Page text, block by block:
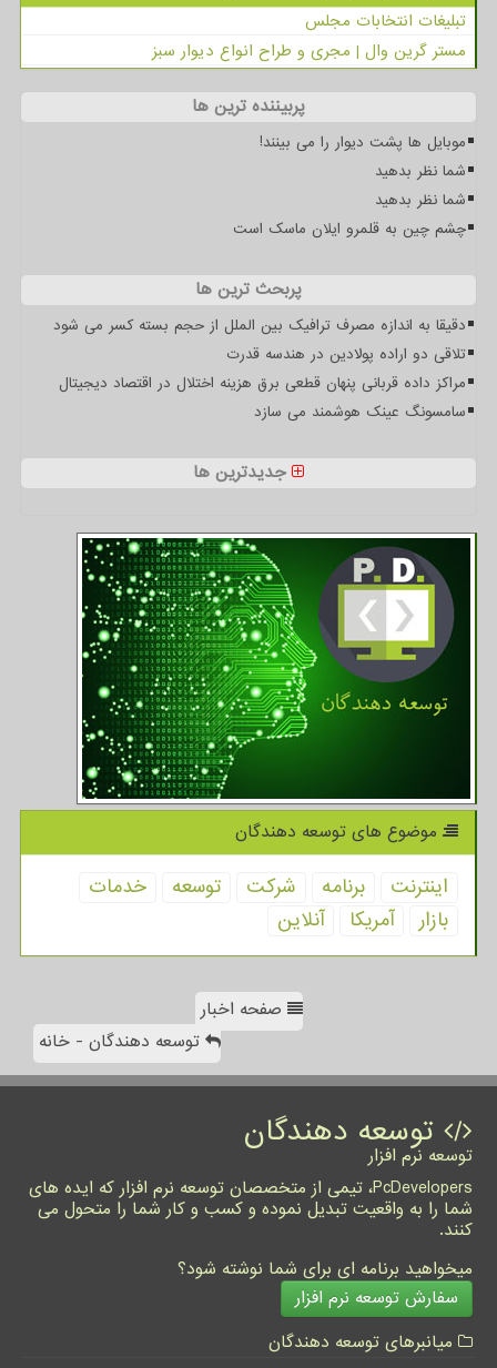
تبلیغات انتخابات مجلس
مستر گرین وال | مجری و طراح انواع دیوار سبز
پربیننده ترین ها
موبایل ها پشت دیوار را می بینند!
شما نظر بدهید
شما نظر بدهید
چشم چین به قلمرو ایلان ماسک است
پربحث ترین ها
دقیقا به اندازه مصرف ترافیک بین الملل از حجم بسته کسر می شود
تلاقی دو اراده پولادین در هندسه قدرت
مراکز داده قربانی پنهان قطعی برق هزینه اختلال در اقتصاد دیجیتال
سامسونگ عینک هوشمند می سازد
جدیدترین ها
موضوع های توسعه دهندگان
اینترنت برنامه شركت توسعه
خدمات
بازار
آمریكا آنلاین
صفحه اخبار
توسعه دهندگان - خانه
توسعه دهندگان
توسعه نرم افزار
PcDevelopers، تیمی از متخصصان توسعه نرم افزار که ایده های
شما را به واقعیت تبدیل نموده و کسب و کار شما را متحول می
کنند.
میخواهید برنامه ای برای شما نوشته شود؟
سفارش توسعه نرم افزار
میانبرهای توسعه دهندگان